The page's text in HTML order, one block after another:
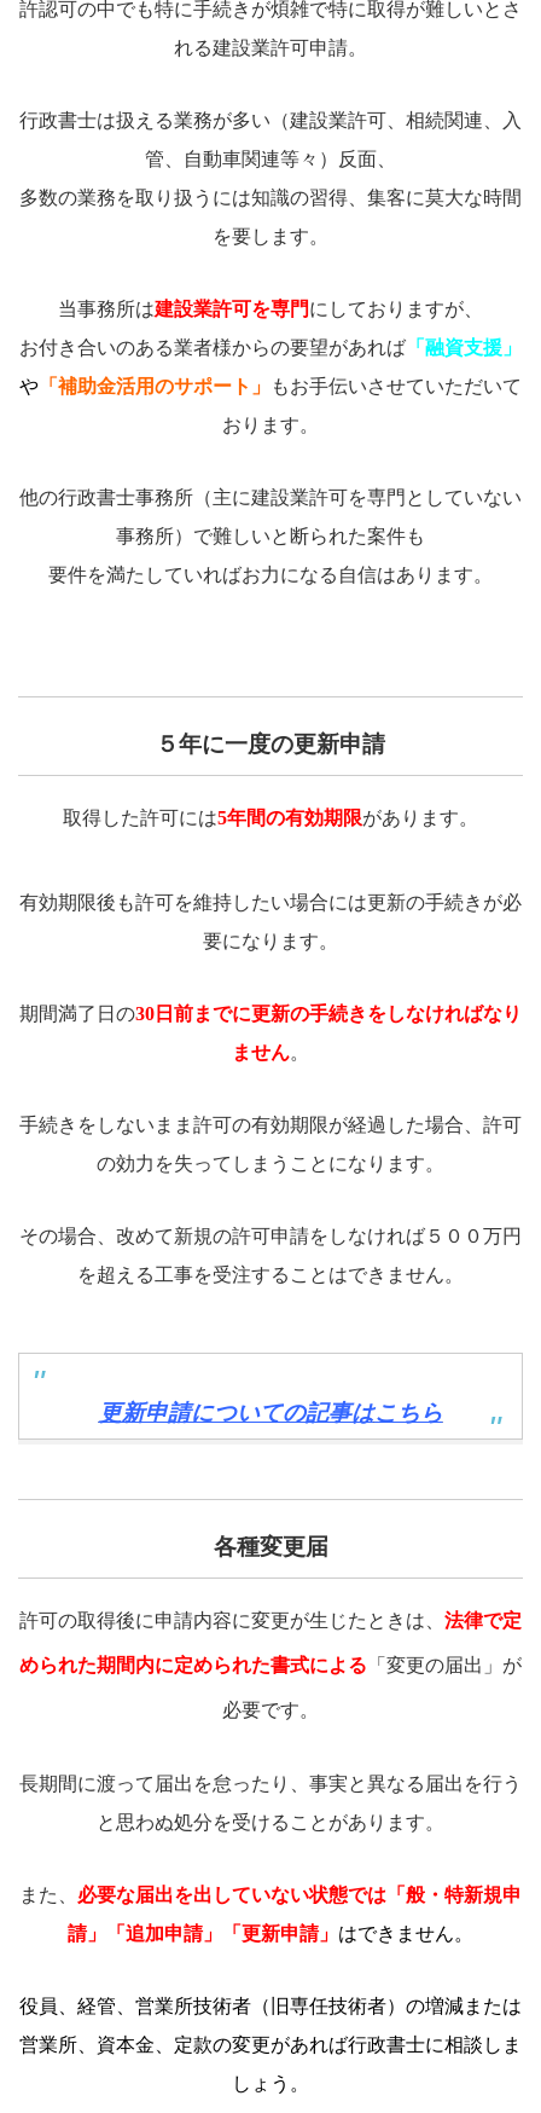
許認可の中でも特に手続きが煩雑で特に取得が難しいとさ
れる建設業許可申請。
行政書士は扱える業務が多い（建設業許可、相続関連、入
管、自動車関連等々）反面、
多数の業務を取り扱うには知識の習得、集客に莫大な時間
を要します。
当事務所は建設業許可を専門にしておりますが、
お付き合いのある業者様からの要望があれば 「融資支援」
や 「補助金活用のサポート」
もお手伝いさせていただいて
おります。
他の行政書士事務所（主に建設業許可を専門としていない
事務所）で難しいと断られた案件も
要件を満たしていればお力になる自信はあります。
５年に一度の更新申請
取得した許可には5年間の有効期限があります。
有効期限後も許可を維持したい場合には更新の手続きが必
要になります。
期間満了日の30日前までに更新の手続きをしなければなり
ません。
手続きをしないまま許可の有効期限が経過した場合、許可
の効力を失ってしまうことになります。
その場合、改めて新規の許可申請をしなければ５００万円
を超える工事を受注することはできません。
更新申請についての記事はこちら
各種変更届
許可の取得後に申請内容に変更が生じたときは、 法律で定
められた期間内に定められた書式による 「変更の届出」が
必要です。
長期間に渡って届出を怠ったり、事実と異なる届出を行う
と思わぬ処分を受けることがあります。
また、 必要な届出を出していない状態では「般・特新規申
請」「追加申請」「更新申請」 はできません。
役員、経管、営業所技術者（旧専任技術者）の増減または
営業所、資本金、定款の変更があれば行政書士に相談しま
しょう。